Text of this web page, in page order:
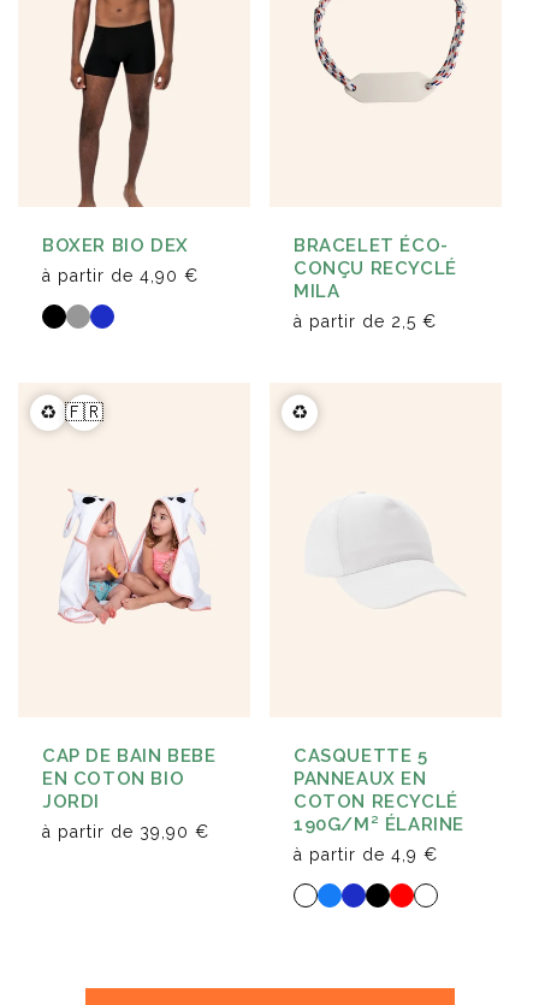
BOXER BIO DEX
à partir de 4,90 €
BRACELET ÉCO-
CONÇU RECYCLÉ
MILA
à partir de 2,5 €
♻️ 🇫🇷
CAP DE BAIN BEBE
EN COTON BIO
JORDI
à partir de 39,90 €
♻️
CASQUETTE 5
PANNEAUX EN
COTON RECYCLÉ
190G/M² ÉLARINE
à partir de 4,9 €